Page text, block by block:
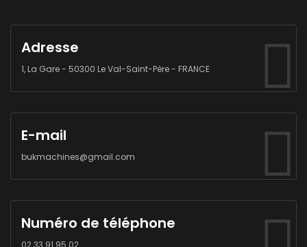
Adresse
1, La Gare - 50300 Le Val-Saint-Père - FRANCE
E-mail
bukmachines@gmail.com
Numéro de téléphone
02 33 91 95 02